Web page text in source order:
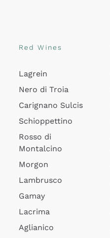
Red Wines
Lagrein
Nero di Troia
Carignano Sulcis
Schioppettino
Rosso di
Montalcino
Morgon
Lambrusco
Gamay
Lacrima
Aglianico